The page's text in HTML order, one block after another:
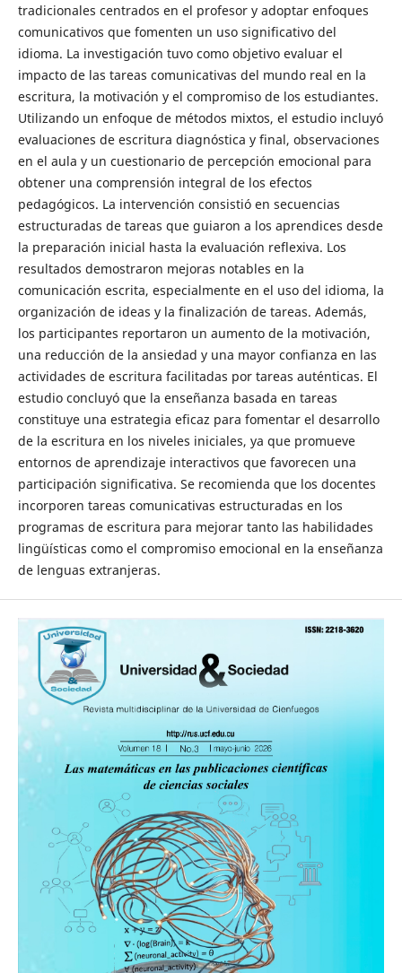
tradicionales centrados en el profesor y adoptar enfoques
comunicativos que fomenten un uso significativo del
idioma. La investigación tuvo como objetivo evaluar el
impacto de las tareas comunicativas del mundo real en la
escritura, la motivación y el compromiso de los estudiantes.
Utilizando un enfoque de métodos mixtos, el estudio incluyó
evaluaciones de escritura diagnóstica y final, observaciones
en el aula y un cuestionario de percepción emocional para
obtener una comprensión integral de los efectos
pedagógicos. La intervención consistió en secuencias
estructuradas de tareas que guiaron a los aprendices desde
la preparación inicial hasta la evaluación reflexiva. Los
resultados demostraron mejoras notables en la
comunicación escrita, especialmente en el uso del idioma, la
organización de ideas y la finalización de tareas. Además,
los participantes reportaron un aumento de la motivación,
una reducción de la ansiedad y una mayor confianza en las
actividades de escritura facilitadas por tareas auténticas. El
estudio concluyó que la enseñanza basada en tareas
constituye una estrategia eficaz para fomentar el desarrollo
de la escritura en los niveles iniciales, ya que promueve
entornos de aprendizaje interactivos que favorecen una
participación significativa. Se recomienda que los docentes
incorporen tareas comunicativas estructuradas en los
programas de escritura para mejorar tanto las habilidades
lingüísticas como el compromiso emocional en la enseñanza
de lenguas extranjeras.